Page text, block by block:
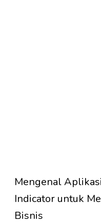
Mengenal
Indicator untuk
Bisnis